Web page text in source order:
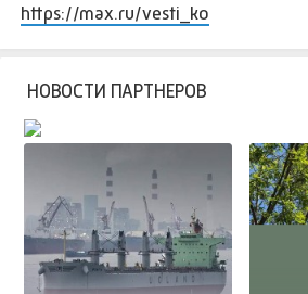
https://max.ru/vesti_ko
НОВОСТИ ПАРТНЕРОВ